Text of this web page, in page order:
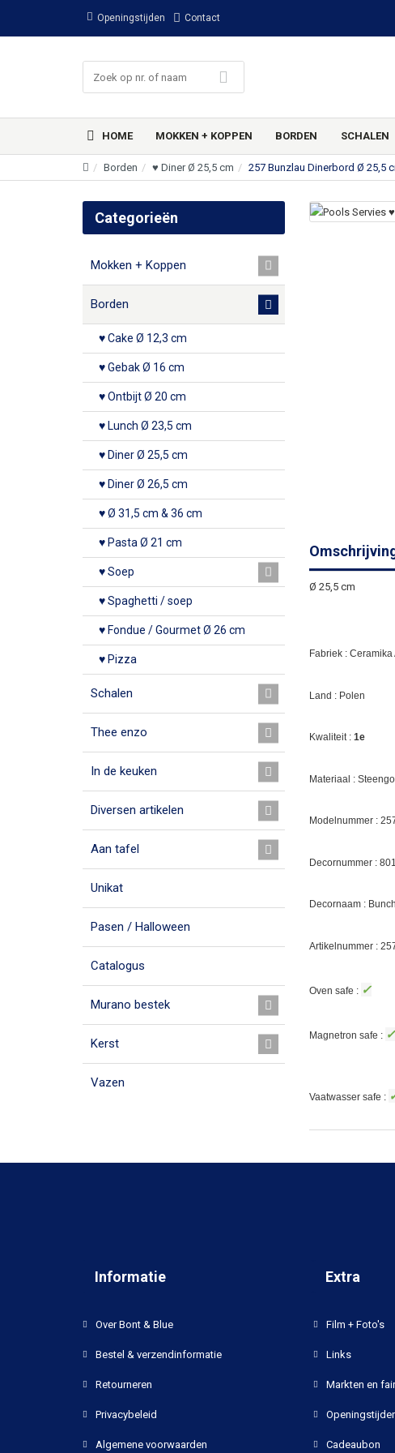
Openingstijden Contact
HOME MOKKEN + KOPPEN BORDEN SCHALEN
Borden ♥ Diner Ø 25,5 cm 257 Bunzlau Dinerbord Ø 25,5
Categorieën
Mokken + Koppen
Borden
♥ Cake Ø 12,3 cm
♥ Gebak Ø 16 cm
♥ Ontbijt Ø 20 cm
♥ Lunch Ø 23,5 cm
♥ Diner Ø 25,5 cm
♥ Diner Ø 26,5 cm
♥ Ø 31,5 cm & 36 cm
♥ Pasta Ø 21 cm
♥ Soep
♥ Spaghetti / soep
♥ Fondue / Gourmet Ø 26 cm
♥ Pizza
Schalen
Thee enzo
In de keuken
Diversen artikelen
Aan tafel
Unikat
Pasen / Halloween
Catalogus
Murano bestek
Kerst
Vazen
Ø 25,5 cm
Fabriek : Ceramika
Land : Polen
Kwaliteit : 1e
Materiaal :
Modelnummer :
Decornummer :
Decornaam :
Artikelnummer :
Oven safe : ✓
Magnetron safe : ✓
Vaatwasser safe :
Informatie
Over Bont & Blue
Bestel & verzendinformatie
Retourneren
Privacybeleid
Algemene voorwaarden
Extra
Film + Foto's
Links
Markten en
Cadeaubon